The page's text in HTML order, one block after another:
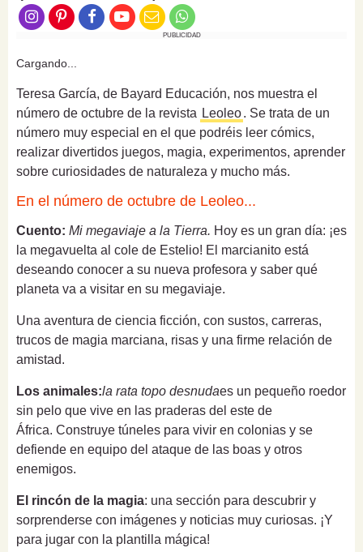
PUBLICIDAD
Cargando...
Teresa García, de Bayard Educación, nos muestra el
número de octubre de la revista Leoleo. Se trata de un
número muy especial en el que podréis leer cómics,
realizar divertidos juegos, magia, experimentos, aprender
sobre curiosidades de naturaleza y mucho más.
En el número de octubre de Leoleo...
Cuento: Mi megaviaje a la Tierra. Hoy es un gran día: ¡es
la megavuelta al cole de Estelio! El marcianito está
deseando conocer a su nueva profesora y saber qué
planeta va a visitar en su megaviaje.
Una aventura de ciencia ficción, con sustos, carreras,
trucos de magia marciana, risas y una firme relación de
amistad.
Los animales:la rata topo desnudaes un pequeño roedor
sin pelo que vive en las praderas del este de
África. Construye túneles para vivir en colonias y se
defiende en equipo del ataque de las boas y otros
enemigos.
El rincón de la magia: una sección para descubrir y
sorprenderse con imágenes y noticias muy curiosas. ¡Y
para jugar con la plantilla mágica!